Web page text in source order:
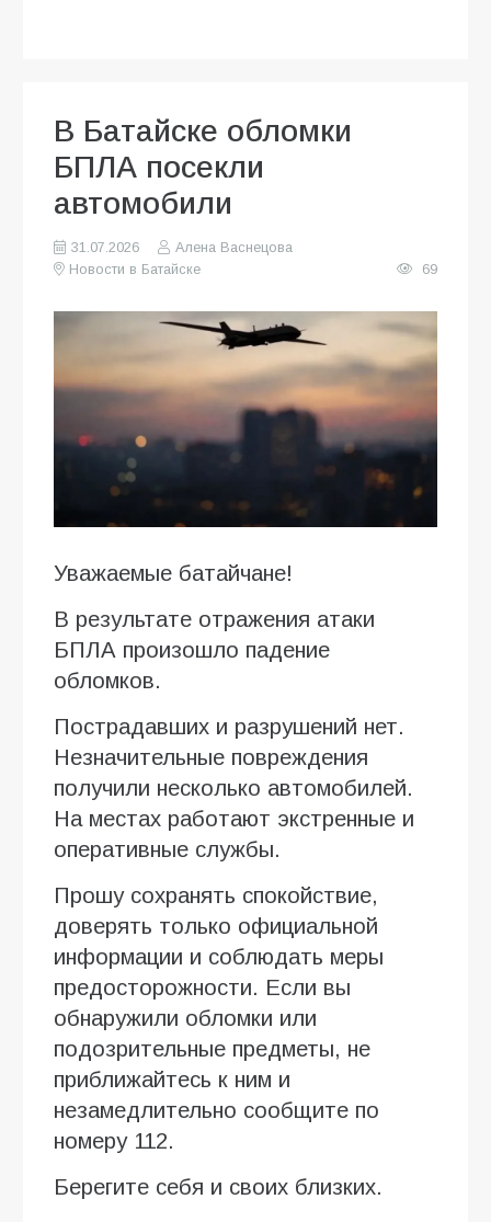
В Батайске обломки
БПЛА посекли
автомобили
31.07.2026
Алена Васнецова
Новости в Батайске
69
Уважаемые батайчане!
В результате отражения атаки
БПЛА произошло падение
обломков.
Пострадавших и разрушений нет.
Незначительные повреждения
получили несколько автомобилей.
На местах работают экстренные и
оперативные службы.
Прошу сохранять спокойствие,
доверять только официальной
информации и соблюдать меры
предосторожности. Если вы
обнаружили обломки или
подозрительные предметы, не
приближайтесь к ним и
незамедлительно сообщите по
номеру 112.
Берегите себя и своих близких.